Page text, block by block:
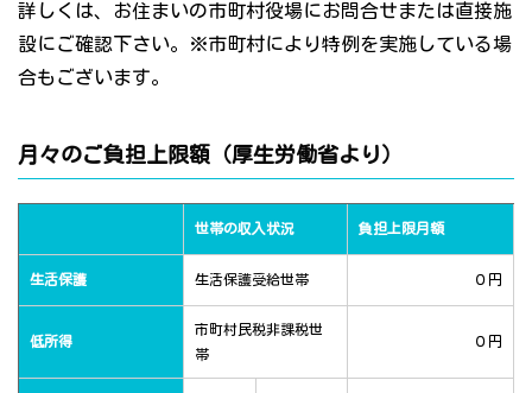
詳しくは、お住まいの市町村役場にお問合せまたは直接施
設にご確認下さい。※市町村により特例を実施している場
合もございます。
月々のご負担上限額（厚生労働省より）
世帯の収入状況 負担上限月額
生活保護 生活保護受給世帯 ０円
低所得
市町村民税非課税世
帯
０円